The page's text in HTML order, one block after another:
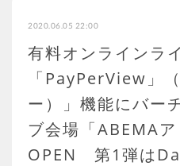
2020.06.05 22:00
有料オンラインラ
「PayPerView」
ー）」機能にバー
ブ会場「ABEMA
OPEN 第1弾は